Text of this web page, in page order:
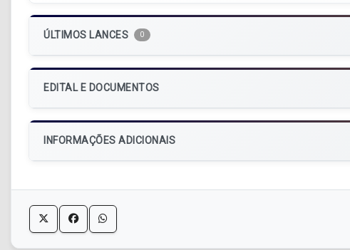
ÚLTIMOS LANCES 0
EDITAL E DOCUMENTOS
INFORMAÇÕES ADICIONAIS